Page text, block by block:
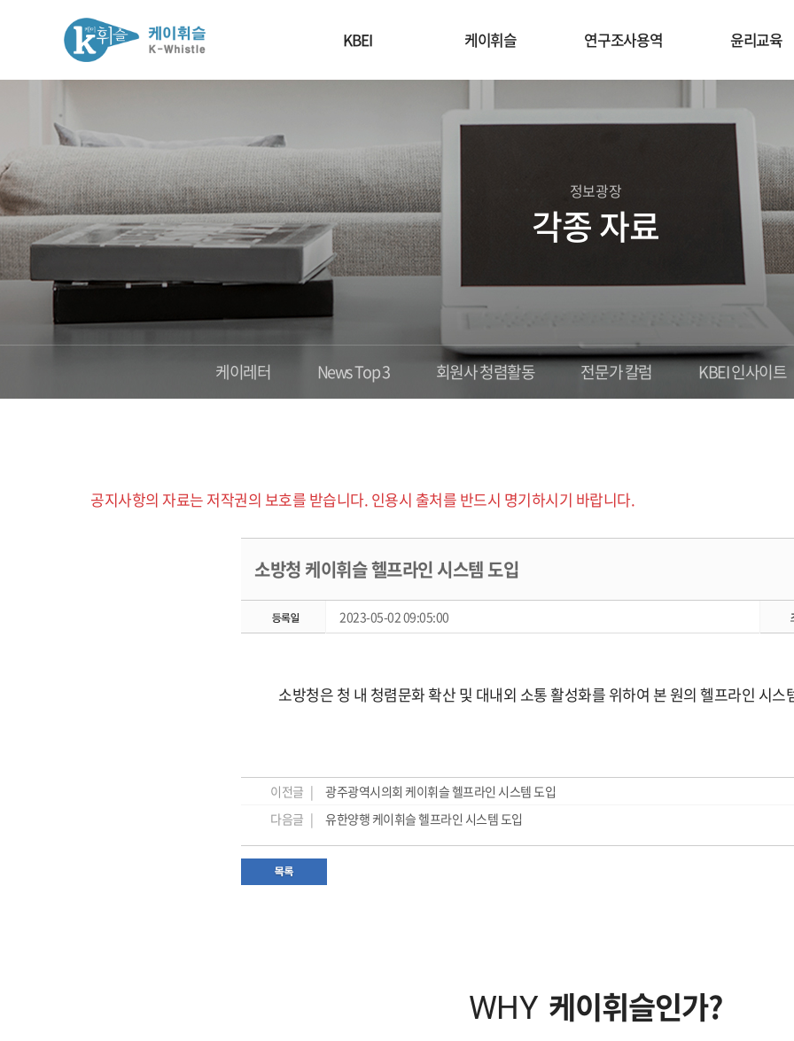
KBEI 케이휘슬 연구조사용역 윤리교육
정보광장
각종 자료
케이레터 News Top 3 회원사 청렴활동 전문가 칼럼 KBEI 인사이트
공지사항의 자료는 저작권의 보호를 받습니다. 인용시 출처를 반드시 명기하시기 바랍니다.
소방청 케이휘슬 헬프라인 시스템 도입
2023-05-02 09:05:00
소방청은 청 내 청렴문화 확산 및 대내외 소통 활성화를 위하여 본 원의 헬프라인 시스
이전글 |
광주광역시의회 케이휘슬 헬프라인 시스템 도입
다음글 |
유한양행 케이휘슬 헬프라인 시스템 도입
WHY 케이휘슬인가?